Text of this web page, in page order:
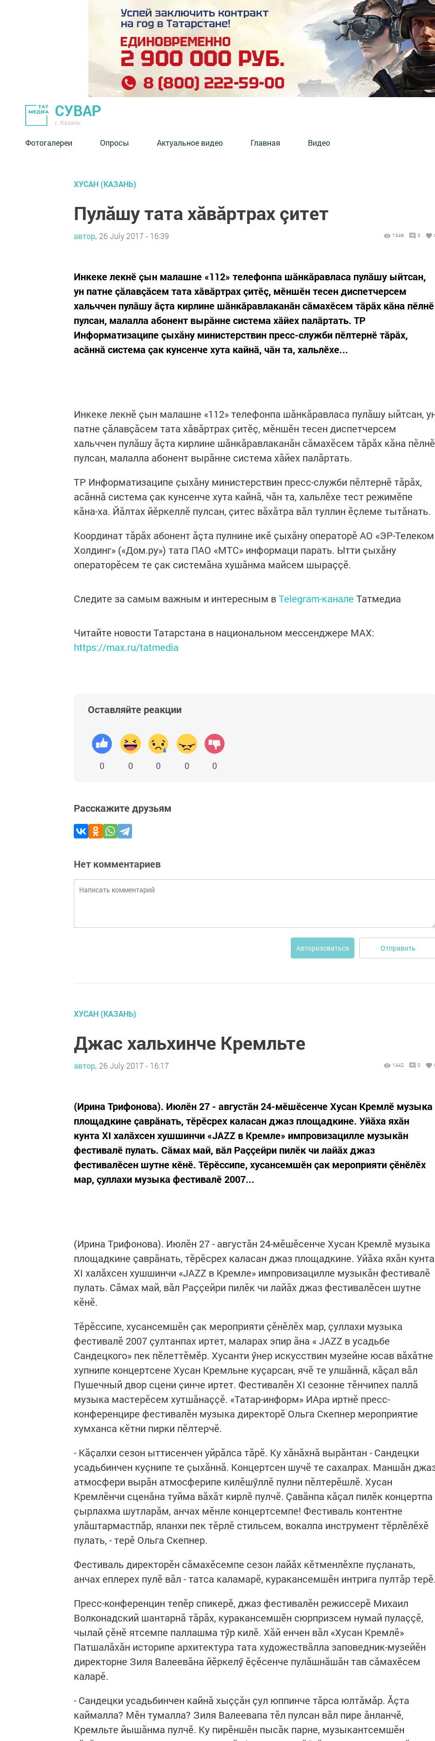
СУВАР
г. Казань
Фотогалереи Опросы Актуальное видео Главная Видео
ХУСАН (КАЗАНЬ)
Пулăшу тата хăвăртрах çитет
автор, 26 July 2017 - 16:39 1349 0
Инкеке лекнӗ çын малашне «112» телефонпа шăнкăравласа пулăшу ыйтсан,
ун патне çăлавçăсем тата хăвăртрах çитӗç, мӗншӗн тесен диспетчерсем
хальччен пулăшу ăçта кирлине шăнкăравлаканăн сăмахӗсем тăрăх кăна пӗлнӗ
пулсан, малалла абонент вырăнне система хăйех палăртать. ТР
Информатизаципе çыхăну министерствин пресс-служби пӗлтернӗ тăрăх,
асăннă система çак кунсенче хута кайнă, чăн та, хальлӗхе...
Инкеке лекнӗ çын малашне «112» телефонпа шăнкăравласа пулăшу ыйтсан,
патне çăлавçăсем тата хăвăртрах çитӗç, мӗншӗн тесен диспетчерсем
хальччен пулăшу ăçта кирлине шăнкăравлаканăн сăмахӗсем тăрăх кăна пӗлнӗ
пулсан, малалла абонент вырăнне система хăйех палăртать.
ТР Информатизаципе çыхăну министерствин пресс-служби пӗлтернӗ тăрăх,
асăннă система çак кунсенче хута кайнă, чăн та, хальлӗхе тест режимӗпе
кăна-ха. Йăлтах йӗркеллӗ пулсан, çитес вăхăтра вăл туллин ӗçлеме тытăнать.
Координат тăрăх абонент ăçта пулнине икӗ çыхăну операторӗ АО «ЭР-Телеком
Холдинг» («Дом.ру») тата ПАО «МТС» информаци парать. Ытти çыхăну
операторӗсем те çак системăна хушăнма майсем шыраççӗ.
Следите за самым важным и интересным вTelegram-канале Татмедиа
Читайте новости Татарстана в национальном мессенджере MАХ:
https://max.ru/tatmedia
Оставляйте реакции
0 0 0 0 0
Расскажите друзьям
Нет комментариев
Авторизоваться Отправить
ХУСАН (КАЗАНЬ)
Джас хальхинче Кремльте
автор, 26 July 2017 - 16:17 1442 0
(Ирина Трифонова). Июлӗн 27 - августăн 24-мӗшӗсенче Хусан Кремлӗ музыка
площадкине çаврăнать, тӗрӗсрех каласан джаз площадкине. Уйăха яхăн
кунта XI халăхсен хушшинчи «JAZZ в Кремле» импровизацилле музыкăн
фестивалӗ пулать. Сăмах май, вăл Раççейри пилӗк чи лайăх джаз
фестивалӗсен шутне кӗнӗ. Тӗрӗссипе, хусансемшӗн çак мероприяти çӗнӗлӗх
мар, çуллахи музыка фестивалӗ 2007...
(Ирина Трифонова). Июлӗн 27 - августăн 24-мӗшӗсенче Хусан Кремлӗ музыка
площадкине çаврăнать, тӗрӗсрех каласан джаз площадкине. Уйăха яхăн кунта
XI халăхсен хушшинчи «JAZZ в Кремле» импровизацилле музыкăн фестивалӗ
пулать. Сăмах май, вăл Раççейри пилӗк чи лайăх джаз фестивалӗсен шутне
кӗнӗ.
Тӗрӗссипе, хусансемшӗн çак мероприяти çӗнӗлӗх мар, çуллахи музыка
фестивалӗ 2007 çултанпах иртет, маларах эпир ăна « JAZZ в усадьбе
Сандецкого» пек пӗлеттӗмӗр. Хусанти ӳнер искусствин музейне юсав вăхăтне
хупнипе концертсене Хусан Кремльне куçарсан, ячӗ те улшăннă, кăçал вăл
Пушечный двор сцени çинче иртет. Фестивалӗн XI сезонне тӗнчипех паллă
музыка мастерӗсем хутшăнаççӗ. «Татар-информ» ИАра иртнӗ пресс-
конференцире фестивалӗн музыка директорӗ Ольга Скепнер мероприятие
хумханса кӗтни пирки пӗлтерчӗ.
- Кăçалхи сезон ыттисенчен уйрăлса тăрӗ. Ку хăнăхнă вырăнтан - Сандецки
усадьбинчен куçнипе те çыхăннă. Концертсен шучӗ те сахалрах. Маншăн
атмосфери вырăн атмосферипе килӗшӳллӗ пулни пӗлтерӗшлӗ. Хусан
Кремлӗнчи сценăна туйма вăхăт кирлӗ пулчӗ. Çавăнпа кăçал пилӗк концертпа
çырлахма шутларăм, анчах мӗнле концертсемпе! Фестиваль контентне
улăштармастпăр, яланхи пек тӗрлӗ стильсем, вокалпа инструмент тӗрлӗлӗхӗ
пулать, - терӗ Ольга Скепнер.
Фестиваль директорӗн сăмахӗсемпе сезон лайăх кӗтменлӗхпе пуçланать,
анчах еплерех пулӗ вăл - татса каламарӗ, куракансемшӗн интрига пултăр
Пресс-конференцин тепӗр спикерӗ, джаз фестивалӗн режиссерӗ Михаил
Волконадский шантарнă тăрăх, куракансемшӗн сюрпризсем нумай пулаççӗ,
чылай çӗнӗ ятсемпе паллашма тӳр килӗ. Хăй енчен вăл «Хусан Кремлӗ»
Патшалăхăн историпе архитектура тата художествăлла заповедник-музейӗн
директорне Зиля Валеевăна йӗркелӳ ӗçӗсенче пулăшнăшăн тав сăмахӗсем
каларӗ.
- Сандецки усадьбинчен кайнă хыççăн çул юппинче тăрса юлтăмăр. Ăçта
каймалла? Мӗн тумалла? Зиля Валеевапа тӗл пулсан вăл пире ăнланчӗ,
Кремльте йышăнма пулчӗ. Ку пирӗншӗн пысăк парне, музыкантсемшӗн